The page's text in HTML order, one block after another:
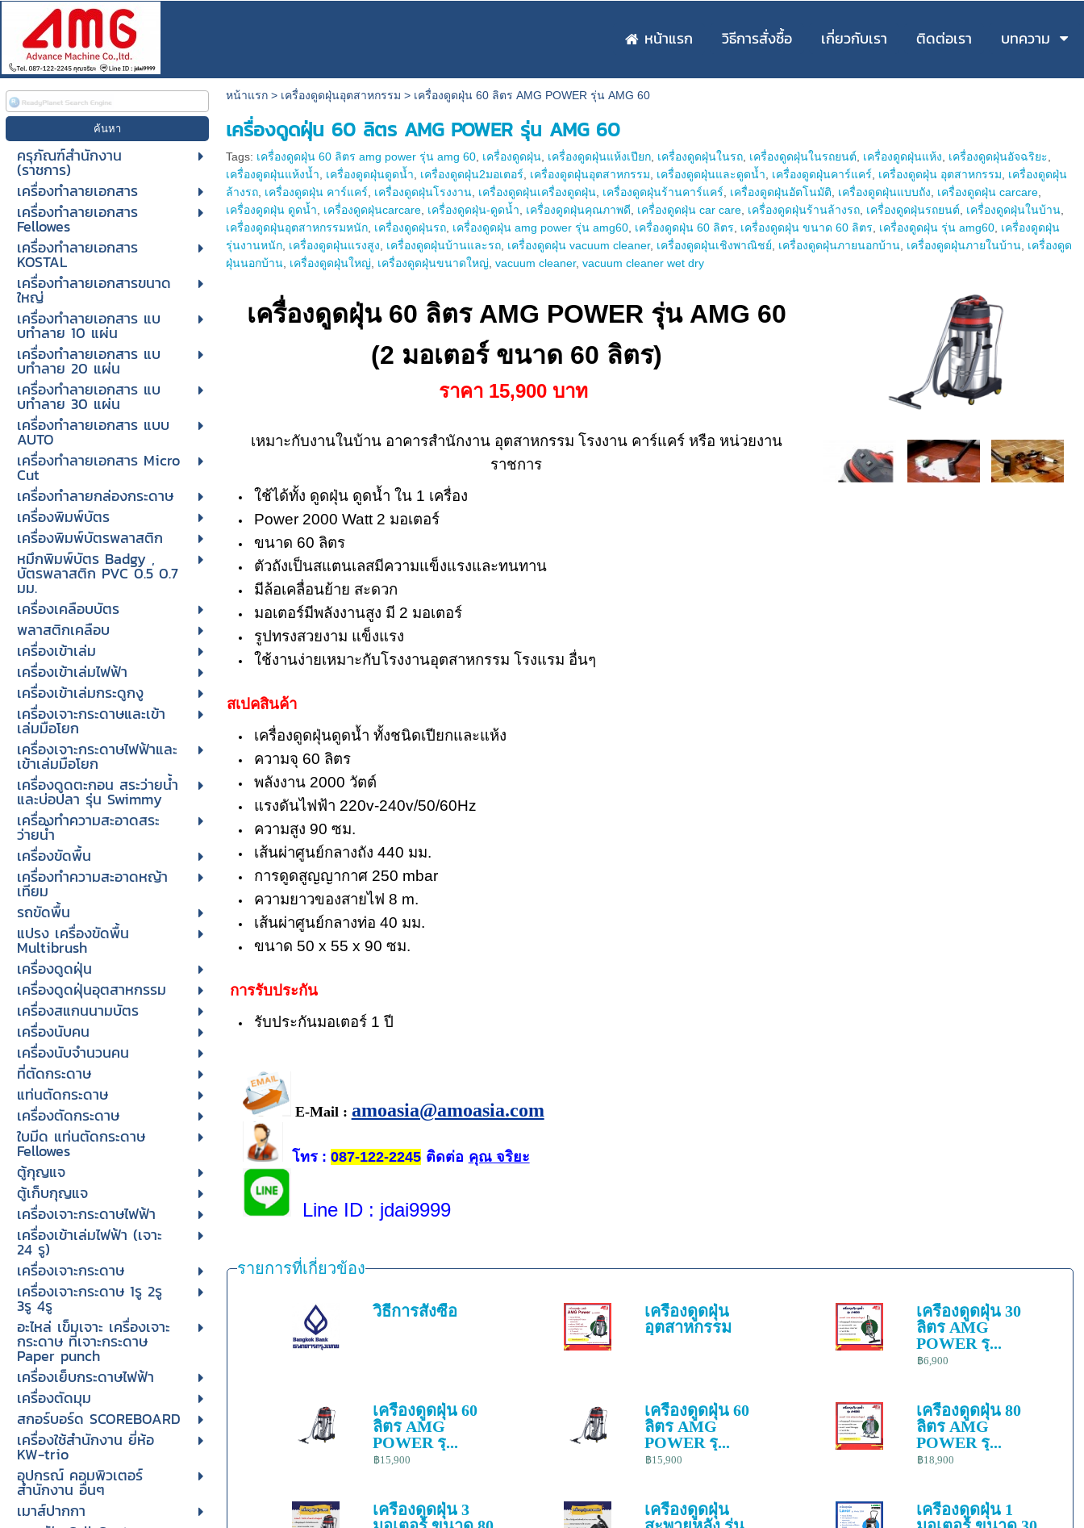
หน้าแรก วิธีการสั่งซื้อ เกี่ยวกับเรา ติดต่อเรา บทความ
ครุภัณฑ์สำนักงาน
(ราชการ)
เครื่องทำลายเอกสาร
เครื่องทำลายเอกสาร
Fellowes
เครื่องทำลายเอกสาร
KOSTAL
เครื่องทำลายเอกสารขนาด
ใหญ่
เครื่องทําลายเอกสาร แบ
บทําลาย 10 แผ่น
เครื่องทําลายเอกสาร แบ
บทําลาย 20 แผ่น
เครื่องทําลายเอกสาร แบ
บทําลาย 30 แผ่น
เครื่องทำลายเอกสาร แบบ
AUTO
เครื่องทำลายเอกสาร Micro
Cut
เครื่องทำลายกล่องกระดาษ
เครื่องพิมพ์บัตร
เครื่องพิมพ์บัตรพลาสติก
หมึกพิมพ์บัตร Badgy ,
บัตรพลาสติก PVC 0.5 0.7
มม.
เครื่องเคลือบบัตร
พลาสติกเคลือบ
เครื่องเข้าเล่ม
เครื่องเข้าเล่มไฟฟ้า
เครื่องเข้าเล่มกระดูกงู
เครื่องเจาะกระดาษและเข้า
เล่มมือโยก
เครื่องเจาะกระดาษไฟฟ้าและ
เข้าเล่มมือโยก
เครื่องดูดตะกอน สระว่ายน้ำ
และบ่อปลา รุ่น Swimmy
เครื่องทำความสะอาดสระ
ว่ายน้ำ
เครื่องขัดพื้น
เครื่องทำความสะอาดหญ้า
เทียม
รถขัดพื้น
แปรง เครื่องขัดพื้น
Multibrush
เครื่องดูดฝุ่น
เครื่องดูดฝุ่นอุตสาหกรรม
เครื่องสแกนนามบัตร
เครื่องนับคน
เครื่องนับจํานวนคน
ที่ตัดกระดาษ
แท่นตัดกระดาษ
เครื่องตัดกระดาษ
ใบมีด แท่นตัดกระดาษ
Fellowes
ตู้กุญแจ
ตู้เก็บกุญแจ
เครื่องเจาะกระดาษไฟฟ้า
เครื่องเข้าเล่มไฟฟ้า (เจาะ
24 รู)
เครื่องเจาะกระดาษ
เครื่องเจาะกระดาษ 1รู 2รู
3รู 4รู
อะไหล่ เข็มเจาะ เครื่องเจาะ
กระดาษ ที่เจาะกระดาษ
Paper punch
เครื่องเย็บกระดาษไฟฟ้า
เครื่องตัดมุม
สกอร์บอร์ด SCOREBOARD
เครื่องใช้สำนักงาน ยี่ห้อ
KW-trio
อุปกรณ์ คอมพิวเตอร์
สำนักงาน อื่นๆ
เมาส์ปากกา
หน้าแรก> เครื่องดูดฝุ่นอุตสาหกรรม > เครื่องดูดฝุ่น 60 ลิตร AMG POWER รุ่น AMG 60
เครื่องดูดฝุ่น 60 ลิตร AMG POWER รุ่น AMG 60
Tags: เครื่องดูดฝุ่น 60 ลิตร amg power รุ่น amg 60 เครื่องดูดฝุ่น เครื่องดูดฝุ่นแห้งเปียก เครื่องดูดฝุ่นในรถ เครื่องดูดฝุ่นในรถยนต์ เครื่องดูดฝุ่นแห้ง เครื่องดูดฝุ่นอัจฉริยะ
เครื่องดูดฝุ่นแห้งน้ำ
เครื่องดูดฝุ่นดูดน้ำ เครื่องดูดฝุ่น2มอเตอร์ เครื่องดูดฝุ่นอุตสาหกรรม เครื่องดูดฝุ่นและดูดน้ำ เครื่องดูดฝุ่นคาร์แคร์ เครื่องดูดฝุ่น อุตสาหกรรม
เครื่องดูดฝุ่น
ล้างรถ เครื่องดูดฝุ่น คาร์แคร์ เครื่องดูดฝุ่นโรงงาน เครื่องดูดฝุ่นเครื่องดูดฝุ่น เครื่องดูดฝุ่นร้านคาร์แคร์ เครื่องดูดฝุ่นอัตโนมัติ เครื่องดูดฝุ่นแบบถัง เครื่องดูดฝุ่น carcare
เครื่องดูดฝุ่น ดูดน้ำ
เครื่องดูดฝุ่นcarcare เครื่องดูดฝุ่น-ดูดน้ำ เครื่องดูดฝุ่นคุณภาพดี เครื่องดูดฝุ่น car care เครื่องดูดฝุ่นร้านล้างรถ เครื่องดูดฝุ่นรถยนต์ เครื่องดูดฝุ่นในบ้าน
เครื่องดูดฝุ่นอุตสาหกรรมหนัก เครื่องดูดฝุ่นรถ เครื่องดูดฝุ่น amg power รุ่น amg60 เครื่องดูดฝุ่น 60 ลิตร เครื่องดูดฝุ่น ขนาด 60 ลิตร เครื่องดูดฝุ่น รุ่น amg60 เครื่องดูดฝุ่น
รุ่นงานหนัก เครื่องดูดฝุ่นแรงสูง เครื่องดูดฝุ่นบ้านและรถ เครื่องดูดฝุ่น vacuum cleaner, เครื่องดูดฝุ่นเชิงพาณิชย์ เครื่องดูดฝุ่นภายนอกบ้าน เครื่องดูดฝุ่นภายในบ้าน เครื่องดูด
ฝุ่นนอกบ้าน เครื่องดูดฝุ่นใหญ่ เครื่องดูดฝุ่นขนาดใหญ่ ,vacuum cleaner,vacuum cleaner wet dry
เครื่องดูดฝุ่น 60 ลิตร AMG POWER รุ่น AMG 60
(2 มอเตอร์ ขนาด 60 ลิตร)
ราคา 15,900 บาท
เหมาะกับงานในบ้าน อาคารสำนักงาน อุตสาหกรรม โรงงาน คาร์แคร์ หรือ หน่วยงาน
ราชการ
ใช้ได้ทั้ง ดูดฝุ่น ดูดน้ำ ใน 1 เครื่อง
Power 2000 Watt 2 มอเตอร์
ขนาด 60 ลิตร
ตัวถังเป็นสแตนเลสมีความแข็งแรงและทนทาน
มีล้อเคลื่อนย้าย สะดวก
มอเตอร์มีพลังงานสูง มี 2 มอเตอร์
รูปทรงสวยงาม แข็งแรง
ใช้งานง่ายเหมาะกับโรงงานอุตสาหกรรม โรงแรม อื่นๆ
สเปคสินค้า
เครื่องดูดฝุ่นดูดน้ำ ทั้งชนิดเปียกและแห้ง
ความจุ 60 ลิตร
พลังงาน 2000 วัตต์
แรงดันไฟฟ้า 220v-240v/50/60Hz
ความสูง 90 ซม.
เส้นผ่าศูนย์กลางถัง 440 มม.
การดูดสูญญากาศ 250 mbar
ความยาวของสายไฟ 8 m.
เส้นผ่าศูนย์กลางท่อ 40 มม.
ขนาด 50 x 55 x 90 ซม.
การรับประกัน
รับประกันมอเตอร์ 1 ปี
E-Mail : amoasia@amoasia.com
โทร: 087-122-2245ติดต่อ คุณ จริยะ
Line ID : jdai9999
รายการที่เกี่ยวข้อง
วิธีการสั่งซื้อ
เครื่องดูดฝุ่น
อุตสาหกรรม
เครื่องดูดฝุ่น 30
ลิตร AMG
POWER รุ...
฿6,900
เครื่องดูดฝุ่น 60
ลิตร AMG
POWER รุ...
฿15,900
เครื่องดูดฝุ่น 60
ลิตร AMG
POWER รุ...
฿15,900
เครื่องดูดฝุ่น 80
ลิตร AMG
POWER รุ...
฿18,900
เครื่องดูดฝุ่น 3
เครื่องดูดฝุ่น
เครื่องดูดฝุ่น 1